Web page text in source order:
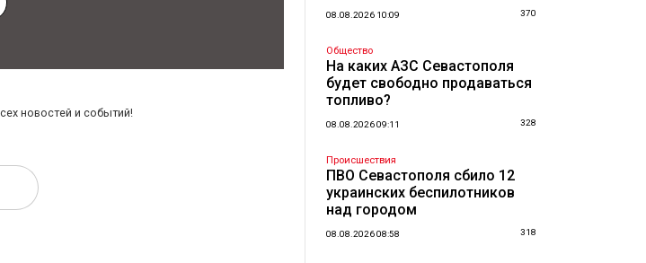
новостей и событий!
08.08.2026 10:09 370
Общество
На каких АЗС Севастополя
будет свободно продаваться
топливо?
08.08.2026 09:11 328
Происшествия
ПВО Севастополя сбило 12
украинских беспилотников
над городом
08.08.2026 08:58 318